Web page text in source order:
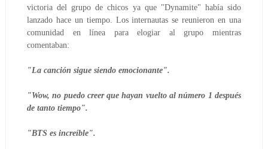
victoria del grupo de chicos ya que "Dynamite" había sido
lanzado hace un tiempo. Los internautas se reunieron en una
comunidad en línea para elogiar al grupo mientras
comentaban:
"La canción sigue siendo emocionante".
"Wow, no puedo creer que hayan vuelto al número 1 después
de tanto tiempo".
"BTS es increíble".